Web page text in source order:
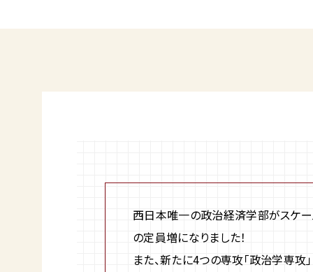
西日本唯一の政治経済学部がスケ
の定員増になりました！
また、新たに4つの専攻「政治学専攻